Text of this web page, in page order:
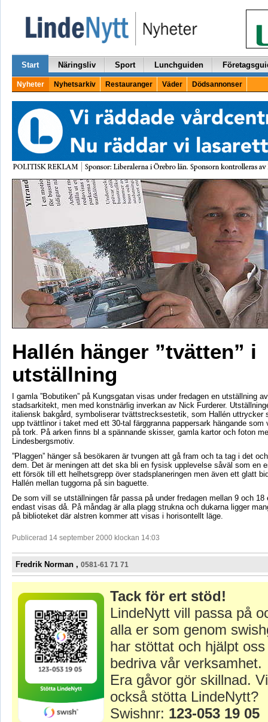
Start Näringsliv Sport Lunchguiden
Nyheter Nyhetsarkiv Restauranger Väder Dödsannonser
Hallén hänger ”tvätten” i
utställning
I gamla ”Bobutiken” på Kungsgatan visas under fredagen en utställning
stadsarkitekt, men med konstnärlig inverkan av Nick Furderer.
italiensk bakgård, symboliserar tvättstrecksestetik, som Hallén uttrycker
upp tvättlinor i taket med ett 30-tal färggranna pappersark hängande som
på tork. På arken finns bl a spännande skisser, gamla kartor och foton
Lindesbergsmotiv.
”Plaggen” hänger så besökaren är tvungen att gå fram och ta tag i det
dem. Det är meningen att det ska bli en fysisk upplevelse såväl som en
ett försök till ett helhetsgrepp över stadsplaneringen men även ett glatt
Hallén mellan tuggorna på sin baguette.
De som vill se utställningen får passa på under fredagen mellan 9 och 18
endast visas då. På måndag är alla plagg strukna och dukarna ligger
på biblioteket där alstren kommer att visas i horisontellt läge.
Publicerad 14 september 2000 klockan 14:03
Fredrik Norman , 0581-61 71 71
Tack för ert stöd!
LindeNytt vill passa på
alla er som genom
har stöttat och hjälpt
bedriva vår verksamhet.
Era gåvor gör skillnad.
också stötta LindeNytt?
Swishnr: 123-053 19 05